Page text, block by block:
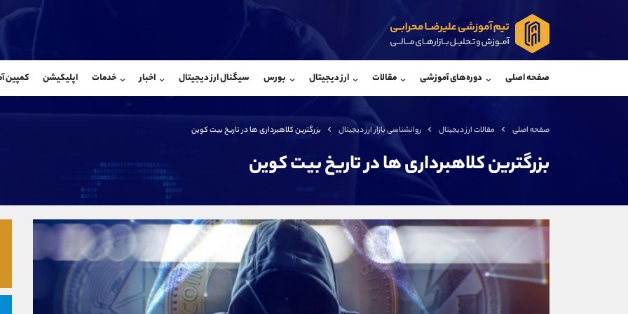
صفحه اصلی دوره‌های آموزشی مقالات ارز دیجیتال بورس سیگنال ارز دیجیتال اخبار خدمات اپلیکیشن کمپین
صفحه اصلی مقالات ارز دیجیتال روانشناسی بازار ارز دیجیتال بزرگترین کلاهبرداری ها در تاریخ بیت کوین
بزرگترین کلاهبرداری ها در تاریخ بیت کوین
@Armteam_admin_por
@Armteam_admin_104
تلفن
بدون پیش شماره
کانال تلگرام